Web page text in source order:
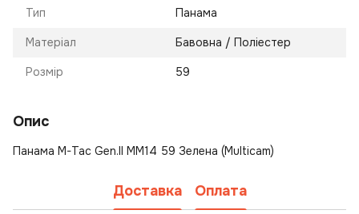
Тип Панама
Матеріал Бавовна / Поліестер
Розмір 59
Опис
Панама M-Tac Gen.II MM14 59 Зелена (Multicam)
Доставка Оплата